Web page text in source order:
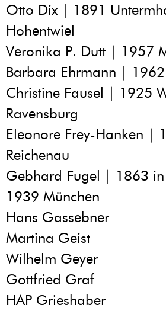
Otto Dix | 1891
Hohentwiel
Veronika P. Dutt | 1957
Barbara Ehrmann | 1962
Christine Fausel | 1925
Ravensburg
Eleonore Frey-Hanken |
Reichenau
Gebhard Fugel | 1863
1939 München
Hans Gassebner
Martina Geist
Wilhelm Geyer
Gottfried Graf
HAP Grieshaber